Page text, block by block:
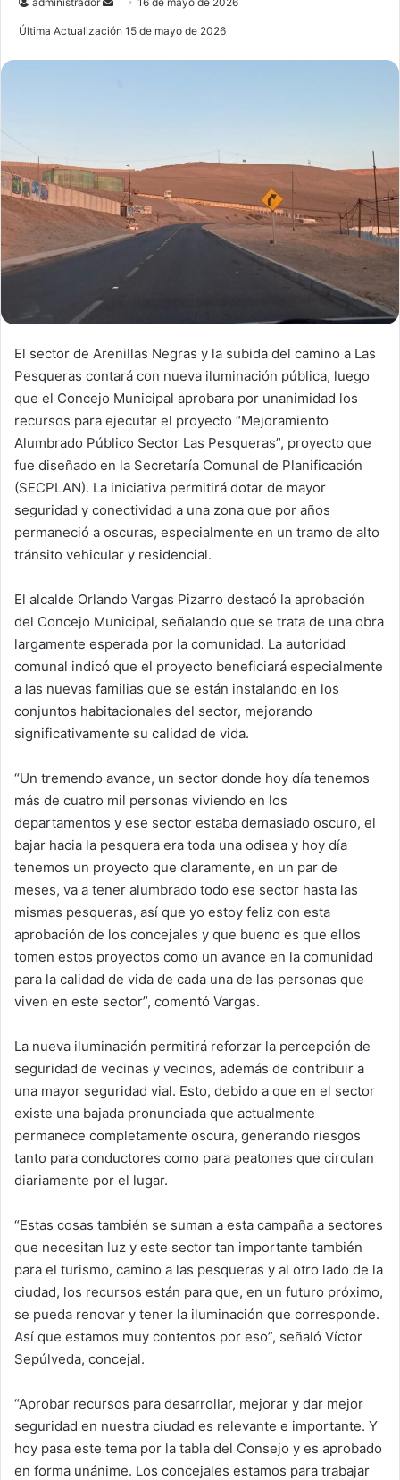
e
a
i
l
Última Actualización 15 de mayo de 2026
El sector de Arenillas Negras y la subida del camino a Las
Pesqueras contará con nueva iluminación pública, luego
que el Concejo Municipal aprobara por unanimidad los
recursos para ejecutar el proyecto “Mejoramiento
Alumbrado Público Sector Las Pesqueras”, proyecto que
fue diseñado en la Secretaría Comunal de Planificación
(SECPLAN). La iniciativa permitirá dotar de mayor
seguridad y conectividad a una zona que por años
permaneció a oscuras, especialmente en un tramo de alto
tránsito vehicular y residencial.
El alcalde Orlando Vargas Pizarro destacó la aprobación
del Concejo Municipal, señalando que se trata de una obra
largamente esperada por la comunidad. La autoridad
comunal indicó que el proyecto beneficiará especialmente
a las nuevas familias que se están instalando en los
conjuntos habitacionales del sector, mejorando
significativamente su calidad de vida.
“Un tremendo avance, un sector donde hoy día tenemos
más de cuatro mil personas viviendo en los
departamentos y ese sector estaba demasiado oscuro, el
bajar hacia la pesquera era toda una odisea y hoy día
tenemos un proyecto que claramente, en un par de
meses, va a tener alumbrado todo ese sector hasta las
mismas pesqueras, así que yo estoy feliz con esta
aprobación de los concejales y que bueno es que ellos
tomen estos proyectos como un avance en la comunidad
para la calidad de vida de cada una de las personas que
viven en este sector”, comentó Vargas.
La nueva iluminación permitirá reforzar la percepción de
seguridad de vecinas y vecinos, además de contribuir a
una mayor seguridad vial. Esto, debido a que en el sector
existe una bajada pronunciada que actualmente
permanece completamente oscura, generando riesgos
tanto para conductores como para peatones que circulan
diariamente por el lugar.
“Estas cosas también se suman a esta campaña a sectores
que necesitan luz y este sector tan importante también
para el turismo, camino a las pesqueras y al otro lado de la
ciudad, los recursos están para que, en un futuro próximo,
se pueda renovar y tener la iluminación que corresponde.
Así que estamos muy contentos por eso”, señaló Víctor
Sepúlveda, concejal.
“Aprobar recursos para desarrollar, mejorar y dar mejor
seguridad en nuestra ciudad es relevante e importante. Y
hoy pasa este tema por la tabla del Consejo y es aprobado
en forma unánime. Los concejales estamos para trabajar